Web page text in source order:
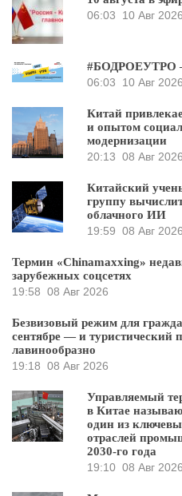
06:03
10 Авг 2026
#БОДРОЕУТРО
06:03
10 Авг 2026
Китай
и опытом
модернизации
20:13 08 Авг 2026
Китайский
группу
облачного ИИ
19:59 08 Авг 2026
Термин «Chinamaxxing»
зарубежных соцсетях
19:58 08 Авг 2026
Безвизовый режим для
сентябре — и туристический
лавинообразно
19:18 08 Авг 2026
Управляемый
в Китае
один из
отраслей
2030-го года
19:10 08 Авг 2026